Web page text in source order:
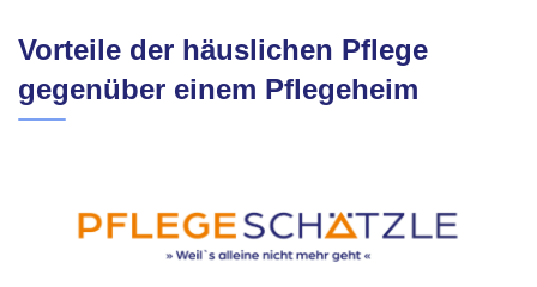
Vorteile der häuslichen Pflege
gegenüber einem Pflegeheim